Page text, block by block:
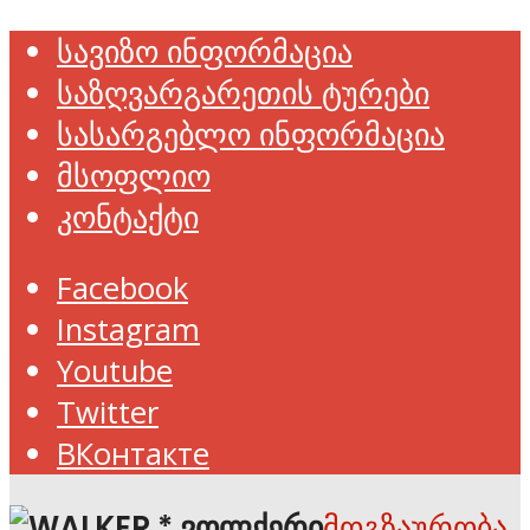
სავიზო ინფორმაცია
საზღვარგარეთის ტურები
სასარგებლო ინფორმაცია
მსოფლიო
კონტაქტი
Facebook
Instagram
Youtube
Twitter
ВКонтакте